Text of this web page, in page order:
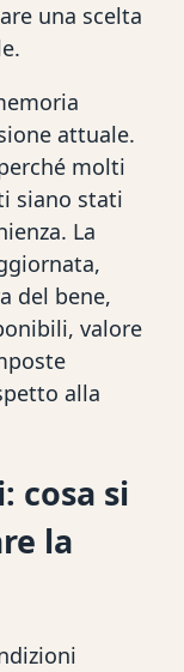
una scelta
attuale.
molti
siano stati
La
del bene,
valore
alla
cosa si
la